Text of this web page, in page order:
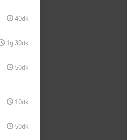
40dk
1g 30dk
50dk
10dk
50dk